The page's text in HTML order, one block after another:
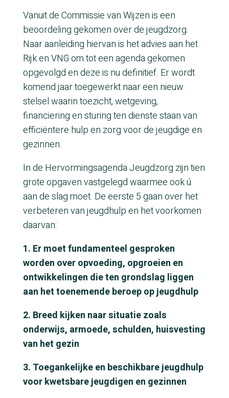
Vanuit de Commissie van Wijzen is een
beoordeling gekomen over de jeugdzorg.
Naar aanleiding hiervan is het advies aan het
Rijk en VNG om tot een agenda gekomen
opgevolgd en deze is nu definitief. Er wordt
komend jaar toegewerkt naar een nieuw
stelsel waarin toezicht, wetgeving,
financiering en sturing ten dienste staan van
efficiëntere hulp en zorg voor de jeugdige en
gezinnen.
In de Hervormingsagenda Jeugdzorg zijn tien
grote opgaven vastgelegd waarmee ook ú
aan de slag moet. De eerste 5 gaan over het
verbeteren van jeugdhulp en het voorkomen
daarvan:
1. Er moet fundamenteel gesproken
worden over opvoeding, opgroeien en
ontwikkelingen die ten grondslag liggen
aan het toenemende beroep op jeugdhulp
2. Breed kijken naar situatie zoals
onderwijs, armoede, schulden, huisvesting
van het gezin
3. Toegankelijke en beschikbare jeugdhulp
voor kwetsbare jeugdigen en gezinnen